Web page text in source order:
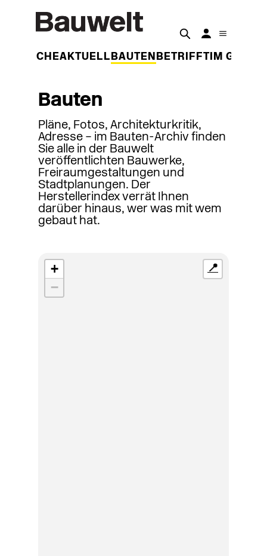
WOCHEAKTUELL BAUTEN BETRIFFT IM
Bauten
Pläne, Fotos, Architekturkritik,
Adresse – im Bauten-Archiv finden
Sie alle in der Bauwelt
veröffentlichten Bauwerke,
Freiraumgestaltungen und
Stadtplanungen. Der
Herstellerindex verrät Ihnen
darüber hinaus, wer was mit wem
gebaut hat.
+
−
📍